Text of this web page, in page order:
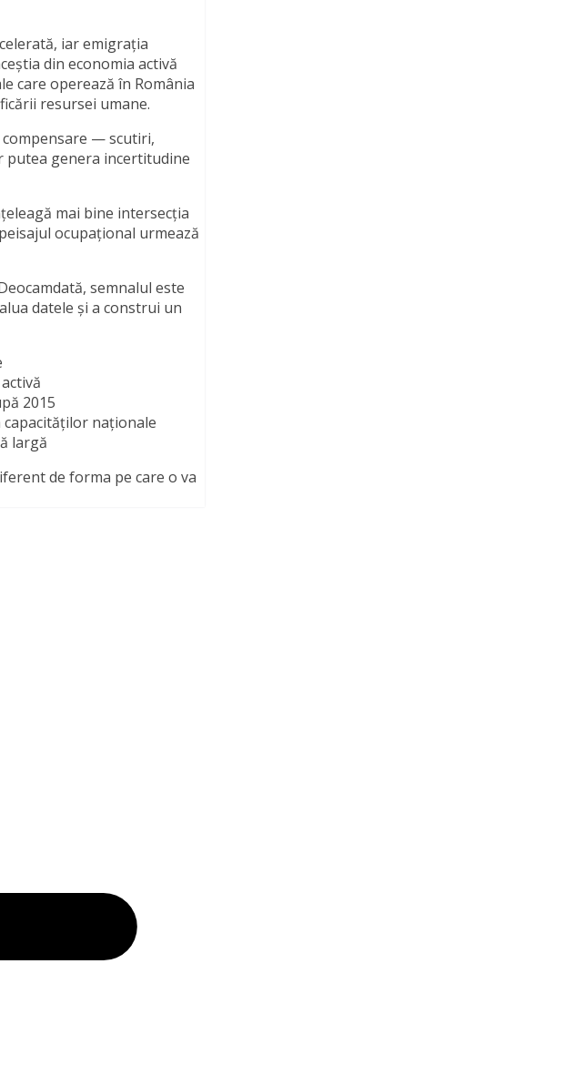
iar emigrația
din economia activă
care operează în România
resursei umane.
compensare — scutiri,
putea genera incertitudine
mai bine intersecția
ocupațional urmează
semnalul este
datele și a construi un
2015
capacităților naționale
largă
de forma pe care o va